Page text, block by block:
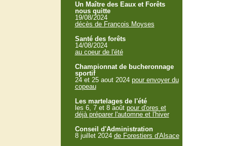
Un Maître des Eaux et Forêts
nous quitte
19/08/2024
décès de François Moyses
Santé des forêts
14/08/2024
au coeur de l'été
Championnat de bucheronnage
sportif
24 et 25 aout 2024 pour envoyer du
copeau
Les martelages de l'été
les 6, 7 et 8 août pour d'ores et
déjà préparer l'automne et l'hiver
Conseil d'Administration
8 juillet 2024 de Forestiers d'Alsace